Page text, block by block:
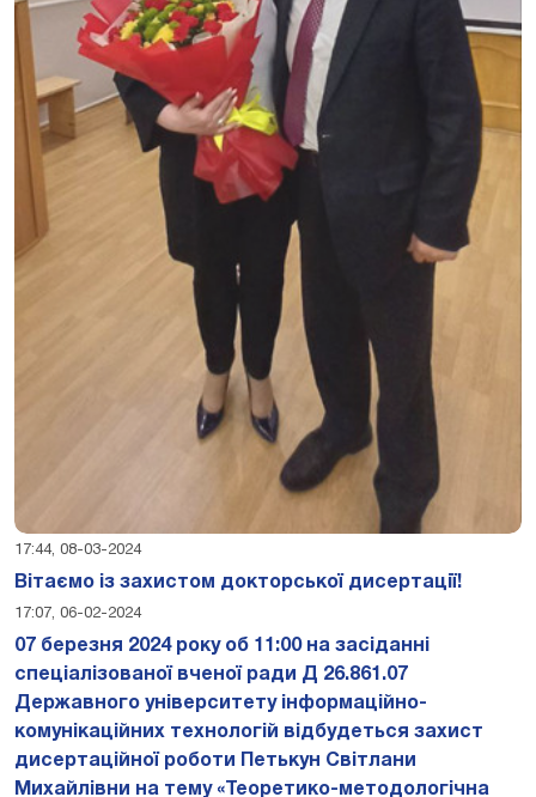
17:44, 08-03-2024
Вітаємо із захистом докторської дисертації!
17:07, 06-02-2024
07 березня 2024 року об 11:00 на засіданні
спеціалізованої вченої ради Д 26.861.07
Державного університету інформаційно-
комунікаційних технологій відбудеться захист
дисертаційної роботи Петькун Світлани
Михайлівни на тему «Теоретико-методологічна